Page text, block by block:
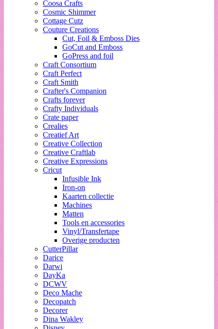
Coosa Crafts
Cosmic Shimmer
Cottage Cutz
Couture Creations
Cut, Foil & Emboss Dies
GoCut and Emboss
GoPress and foil
Craft Consortium
Craft Perfect
Craft Smith
Crafter's Companion
Crafts forever
Crafty Individuals
Crate paper
Crealies
Creatief Art
Creative Collection
Creative Craftlab
Creative Expressions
Cricut
Infusible Ink
Iron-on
Kaarten collectie
Machines
Matten
Tools en accessories
Vinyl/Transfertape
Overige producten
CutterPillar
Darice
Darwi
DayKa
DCWV
Deco Mache
Decopatch
Decorer
Dina Wakley